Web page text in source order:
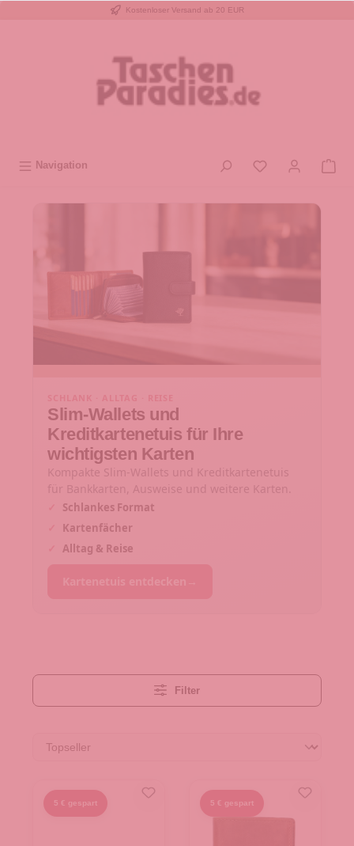
Kostenloser Versand ab 20 EUR
Navigation
Slim-Wallets und
Kreditkartenetuis für Ihre
wichtigsten Karten
Kompakte Slim-Wallets und Kreditkartenetuis
für Bankkarten, Ausweise und weitere Karten.
Schlankes Format
Kartenfächer
Alltag & Reise
Filter
5 € gespart 5 € gespart